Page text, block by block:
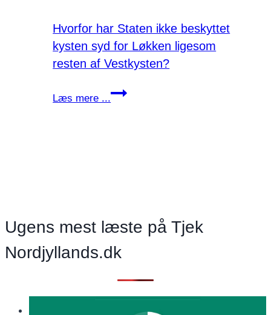
Hvorfor har Staten ikke beskyttet
kysten syd for Løkken ligesom
resten af Vestkysten?
Læs mere ...
Hvorfor
Løkken
resten
Ugens mest læste på Tjek
Nordjyllands.dk